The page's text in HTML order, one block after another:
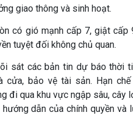
giao thông và sinh hoạt.
có gió mạnh cấp 7, giật cấp
tuyệt đối không chủ quan.
sát các bản tin dự báo thời
cửa, bảo vệ tài sản. Hạn chế
đi qua khu vực ngập sâu, cây
dẫn của chính quyền và